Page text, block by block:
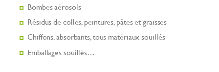
Bombes aérosols
Résidus de colles, peintures, pâtes et graisses
Chiffons, absorbants, tous matériaux souillés
Emballages souillés…